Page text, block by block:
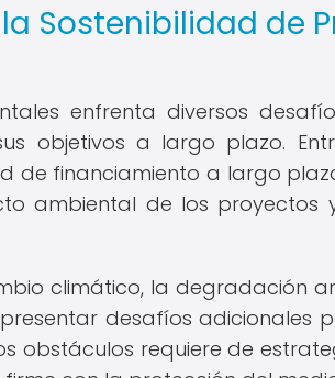
Sostenibilidad de
enfrenta diversos
objetivos a largo plazo.
de financiamiento a largo
ambiental de los proyectos
climático, la degradación
desafíos adicionales
obstáculos requiere de